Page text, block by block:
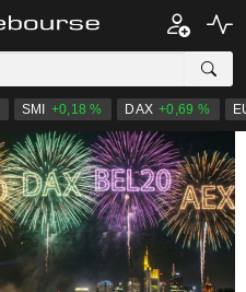
SMI +0,18 % DAX +0,69 %